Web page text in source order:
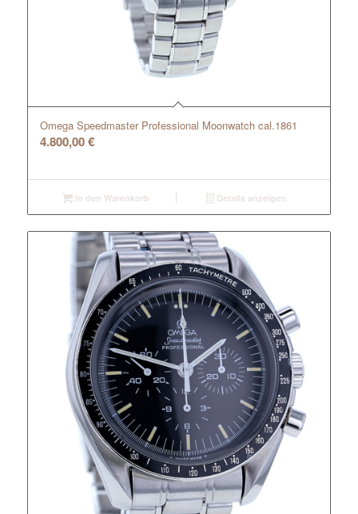
Omega Speedmaster Professional Moonwatch cal.1861
4.800,00€
In den Warenkorb Details anzeigen